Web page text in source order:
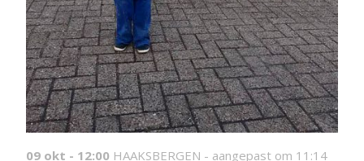
09 okt - 12:00 HAAKSBERGEN - aangepast om 11:14